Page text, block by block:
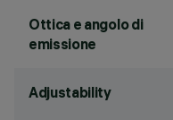
Ottica e angolo di
emissione
Adjustability